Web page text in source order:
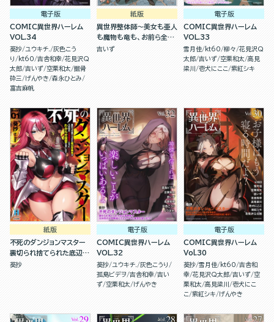
電子版
COMIC異世界ハーレム
VOL.34
葵抄 ユウキチ. 灰色こう
り
kt60 吉舎和幸 花見沢Q
太郎 吉いず 空栗和太 掘骨
砕三
げんやき 森永ひとみ
富吉麻帆
紙版
異世界整体師～美女も亜人
も魔物も竜も、お前ら全員
揉みほぐす！！～(２)
吉いず
電子版
COMIC異世界ハーレム
VOL.33
雪月佳 kt60 柳々 花見沢Q
太郎 吉いず 空栗和太 高見
梁川
壱犬にここ 紫紅シキ
紙版
不死のダンジョンマスター
裏切られ捨てられた底辺冒
険者が元仲間の女冒険者た
葵抄
電子版
COMIC異世界ハーレム
VOL.32
葵抄 ユウキチ. 灰色こうり
孤島ビデヲ 吉舎和幸 吉い
ず 空栗和太 げんやき
電子版
COMIC異世界ハーレム
Vol.30
葵抄 雪月佳 kt60 吉舎和
幸 花見沢Q太郎 吉いず 空
栗和太 高見梁川
壱犬にこ
こ 紫紅シキ げんやき